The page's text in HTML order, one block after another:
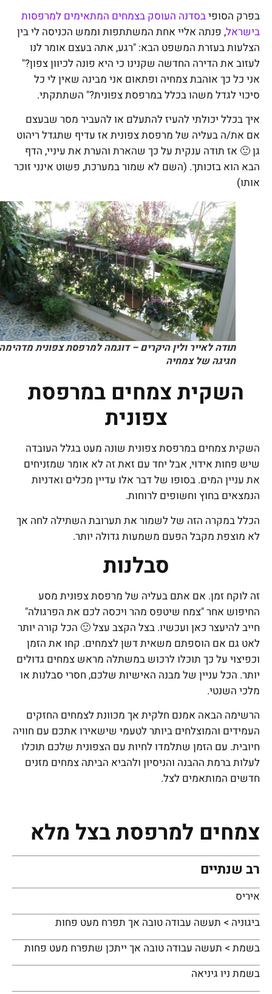
בפרק הסופיבסדנה העוסק בצמחים המתאימים למרפסות
בישראל, פנתה אליי אחת המשתתפות וממש הכניסה לי בין
הצלעות בעזרת המשפט הבא: "רגע, אתה בעצם אומר לנו
לעזוב את הדירה החדשה שקנינו כי היא פונה לכיוון צפון?"
אני כל כך אוהבת צמחיה ופתאום אני מבינה שאין לי כל
סיכוי לגדל משהו בכלל במרפסת צפונית?" השתתקתי.
איך בכלל יכולתי להעיז להתעלם או להעביר מסר שבעצם
אם את/ה בעליה של מרפסת צפונית אז עדיף שתגדל ריהוט
גן 🙂 אז תודה ענקית על כך שהארת והערת את עיניי, הדף
הבא הוא בזכותך. (השם לא שמור במערכת, פשוט אינני זוכר
אותו)
תודה לאייר ולין היקרים – דוגמה למרפסת צפונית מדהימה –
חגיגה של צמחיה
השקית צמחים במרפסת
צפונית
השקית צמחים במרפסת צפונית שונה מעט בגלל העובדה
שיש פחות אידוי, אבל יחד עם זאת זה לא אומר שמזניחים
את עניין המים. בסופו של דבר אלו עדיין מכלים ואדניות
הנמצאים בחוץ וחשופים לרוחות.
הכלל במקרה הזה של לשמור את תערובת השתילה לחה אך
לא מוצפת מקבל הפעם משמעות גדולה יותר.
סבלנות
זה לוקח זמן. אם אתם בעליה של מרפסת צפונית מסע
החיפוש אחר "צמח שיטפס מהר ויכסה לכם את הפרגולה"
חייב להיעצר כאן ועכשיו. בצל הקצב עצל 🙂 הכל קורה יותר
לאט גם אם הוספתם משאית דשן לצמחים. קחו את הזמן
וכפיצוי על כך תוכלו לרכוש במשתלה מראש צמחים גדולים
יותר. הכל עניין של מבנה האישיות שלכם, חסרי סבלנות או
מלכי השנטי.
הרשימה הבאה אמנם חלקית אך מכוונת לצמחים החזקים
העמידים והמוצלחים ביותר לטעמי שישאירו אתכם עם חוויה
חיובית. עם הזמן שתלמדו לחיות עם הצפונית שלכם תוכלו
לעלות ברמת ההבנה והניסיון ולהביא הביתה צמחים מזנים
חדשים המותאמים לצל.
צמחים למרפסת בצל מלא
רב שנתיים
איריס
ביגוניה > תעשה עבודה טובה אך תפרח מעט פחות
בשמת > תעשה עבודה טובה אך ייתכן שתפרח מעט פחות
בשמת ניו גיניאה